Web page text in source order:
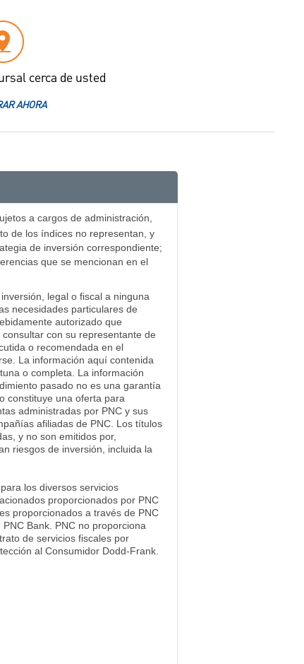
cerca de usted
AHORA
a cargos de administración,
de los índices no representan, y
de inversión correspondiente;
que se mencionan en el
legal o fiscal a ninguna
necesidades particulares de
autorizado que
con su representante de
o recomendada en el
La información aquí contenida
o completa. La información
pasado no es una garantía
constituye una oferta para
administradas por PNC y sus
afiliadas de PNC. Los títulos
y no son emitidos por,
riesgos de inversión, incluida la
los diversos servicios
proporcionados por PNC
proporcionados a través de PNC
Bank. PNC no proporciona
de servicios fiscales por
al Consumidor Dodd-Frank.